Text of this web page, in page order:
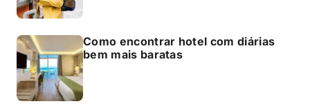
Como encontrar hotel com diárias
bem mais baratas